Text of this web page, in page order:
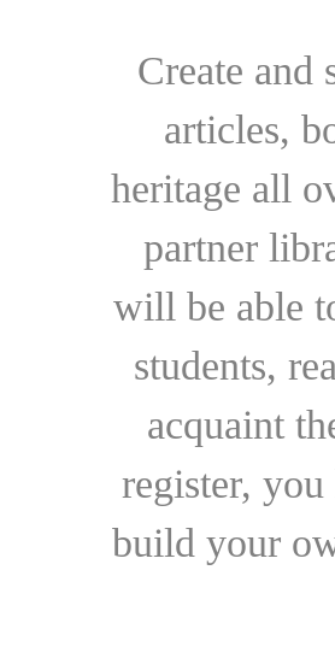
Create and
articles,
heritage all
partner
will be able
students,
acquaint
register,
build your